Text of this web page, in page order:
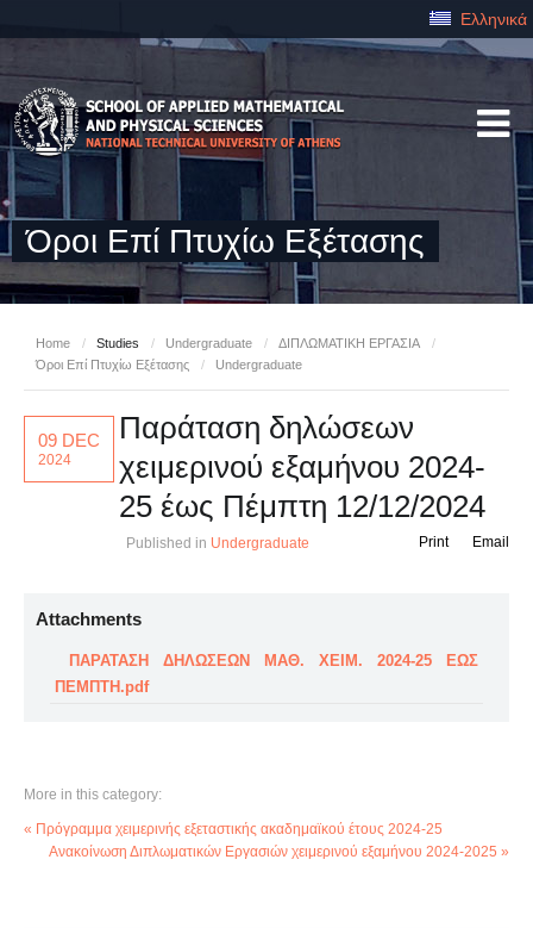
Ελληνικά
Όροι Επί Πτυχίω Εξέτασης
Home / Studies / Undergraduate / ΔΙΠΛΩΜΑΤΙΚΗ ΕΡΓΑΣΙΑ
/
Όροι Επί Πτυχίω Εξέτασης
/ Undergraduate
09 DEC
2024
Παράταση δηλώσεων
χειμερινού εξαμήνου 2024-
25 έως Πέμπτη 12/12/2024
Published in Undergraduate Email
Print
Attachments
ΠΑΡΑΤΑΣΗ ΔΗΛΩΣΕΩΝ ΜΑΘ. ΧΕΙΜ. 2024-25 ΕΩΣ
ΠΕΜΠΤΗ.pdf
More in this category:
« Πρόγραμμα χειμερινής εξεταστικής ακαδημαϊκού έτους 2024-25
Ανακοίνωση Διπλωματικών Εργασιών χειμερινού εξαμήνου 2024-2025 »